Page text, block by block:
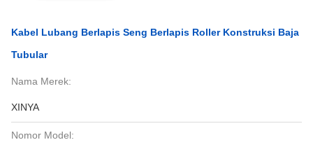
Kabel Lubang Berlapis Seng Berlapis Roller Konstruksi Baja
Tubular
Nama Merek:
XINYA
Nomor Model: